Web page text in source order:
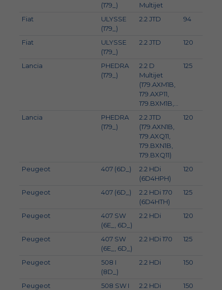
(179_)
Multijet
Fiat
ULYSSE
(179_)
2.2 JTD 94
Fiat
ULYSSE
(179_)
2.2 JTD 120
Lancia
PHEDRA
(179_)
2.2 D
Multijet
(179.AXM1B,
179.AXP11,
179.BXM1B,...
125
Lancia
PHEDRA
(179_)
2.2 JTD
(179.AXN1B,
179.AXQ11,
179.BXN1B,
179.BXQ11)
120
Peugeot 407 (6D_)
2.2 HDi
(6D4HPH)
120
Peugeot 407 (6D_)
2.2 HDi 170
(6D4HTH)
125
Peugeot
407 SW
(6E_, 6D_)
2.2 HDi 120
Peugeot
407 SW
(6E_, 6D_)
2.2 HDi 170 125
Peugeot
508 I
(8D_)
2.2 HDi 150
Peugeot
508 SW I
2.2 HDi 150